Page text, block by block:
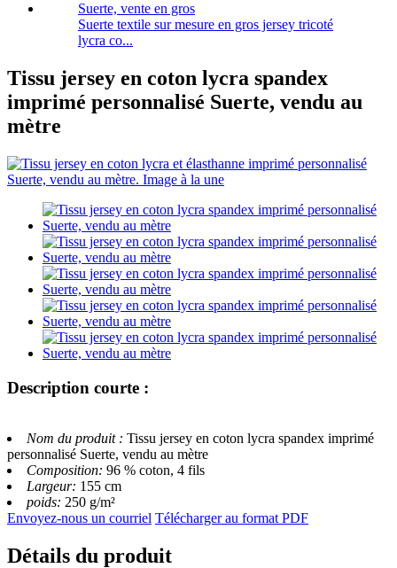
Suerte textile sur mesure en gros jersey tricoté
lycra co...
Tissu jersey en coton lycra spandex
imprimé personnalisé Suerte, vendu au
mètre
Description courte :
Nom du produit : Tissu jersey en coton lycra spandex imprimé
personnalisé Suerte, vendu au mètre
Composition: 96 % coton, 4 fils
Largeur: 155 cm
poids: 250 g/m²
Envoyez-nous un courriel Télécharger au format PDF
Détails du produit